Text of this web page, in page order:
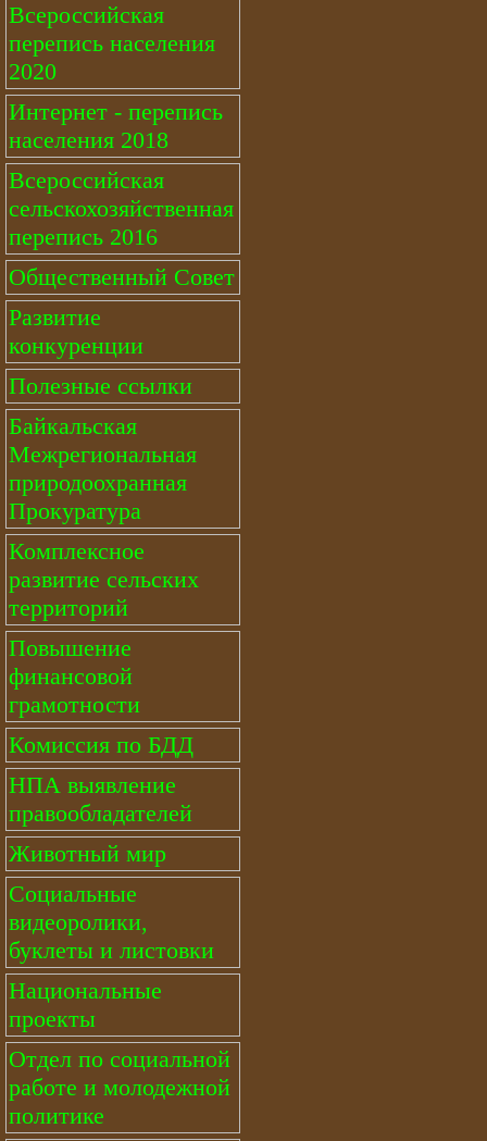
Всероссийская
перепись населения
2020
Интернет - перепись
населения 2018
Всероссийская
сельскохозяйственная
перепись 2016
Общественный Совет
Развитие
конкуренции
Полезные ссылки
Байкальская
Межрегиональная
природоохранная
Прокуратура
Комплексное
развитие сельских
территорий
Повышение
финансовой
грамотности
Комиссия по БДД
НПА выявление
правообладателей
Животный мир
Социальные
видеоролики,
буклеты и листовки
Национальные
проекты
Отдел по социальной
работе и молодежной
политике